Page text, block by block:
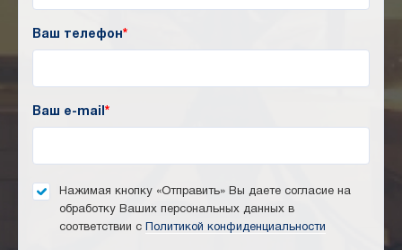
Ваш телефон*
Ваш e-mail *
Нажимая кнопку «Отправить» Вы даете согласие на
обработку Ваших персональных данных в
соответствии с
Политикой конфиденциальности